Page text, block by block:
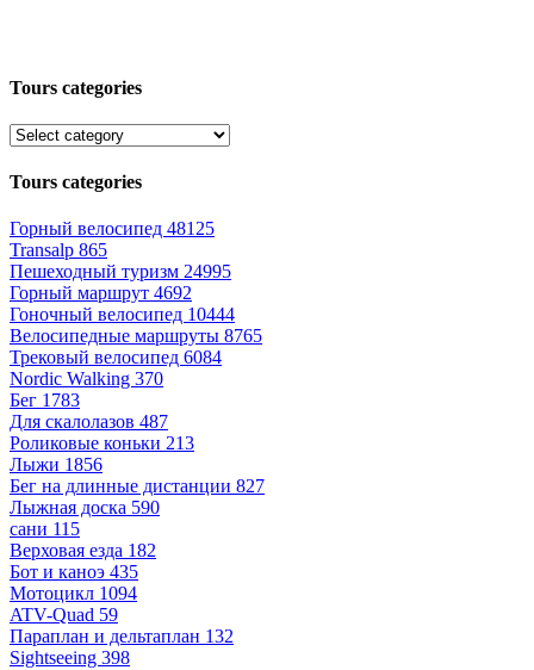
Tours categories
Tours categories
Горный велосипед 48125
Transalp 865
Пешеходный туризм 24995
Горный маршрут 4692
Гоночный велосипед 10444
Велосипедные маршруты 8765
Трековый велосипед 6084
Nordic Walking 370
Бег 1783
Для скалолазов 487
Роликовые коньки 213
Лыжи 1856
Бег на длинные дистанции 827
Лыжная доска 590
сани 115
Верховая езда 182
Бот и каноэ 435
Мотоцикл 1094
ATV-Quad 59
Параплан и дельтаплан 132
Sightseeing 398